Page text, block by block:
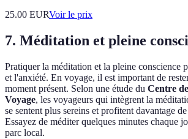
25.00 EURVoir le prix
7. Méditation et pleine
Pratiquer la méditation et la pleine conscience
et l'anxiété. En voyage, il est important de
moment présent. Selon une étude du Centre
Voyage, les voyageurs qui intègrent la
se sentent plus sereins et profitent davantage
Essayez de méditer quelques minutes chaque
parc local.